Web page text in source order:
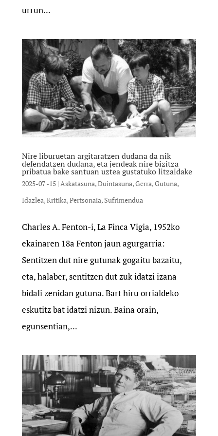
urrun...
Nire liburuetan argitaratzen dudana da nik
defendatzen dudana, eta jendeak nire bizitza
pribatua bake santuan uztea gustatuko litzaidake
2025-07 -15| Askatasuna,Duintasuna,Gerra,Gutuna,
Idazlea,Kritika,Pertsonaia, Sufrimendua
Charles A. Fenton-i, La Finca Vigia, 1952ko
ekainaren 18a Fenton jaun agurgarria:
Sentitzen dut nire gutunak gogaitu bazaitu,
eta, halaber, sentitzen dut zuk idatzi izana
bidali zenidan gutuna. Bart hiru orrialdeko
eskutitz bat idatzi nizun. Baina orain,
egunsentian,...